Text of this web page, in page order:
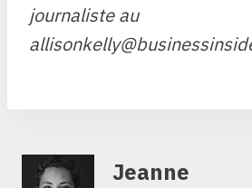
journaliste au
Jeanne